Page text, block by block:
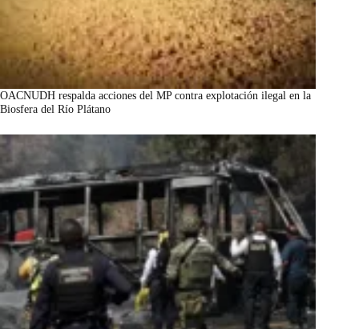
OACNUDH respalda acciones del MP contra explotación ilegal en la
Biosfera del Río Plátano